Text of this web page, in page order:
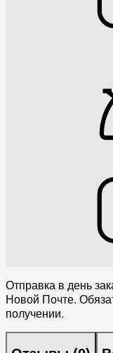
Отправка в день
Новой Почте.
получении.